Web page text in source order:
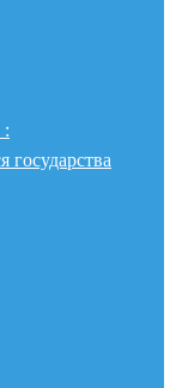
:
государства